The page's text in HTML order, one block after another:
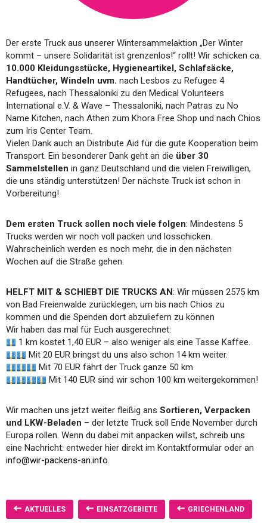
Der erste Truck aus unserer Wintersammelaktion „Der Winter
kommt – unsere Solidarität ist grenzenlos!“ rollt! Wir schicken ca.
10.000 Kleidungsstücke, Hygieneartikel, Schlafsäcke,
Handtücher, Windeln uvm. nach Lesbos zu Refugee 4
Refugees, nach Thessaloniki zu den Medical Volunteers
International e.V. & Wave – Thessaloniki, nach Patras zu No
Name Kitchen, nach Athen zum Khora Free Shop und nach Chios
zum Iris Center Team.
Vielen Dank auch an Distribute Aid für die gute Kooperation beim
Transport. Ein besonderer Dank geht an die über 30
Sammelstellen in ganz Deutschland und die vielen Freiwilligen,
die uns ständig unterstützen! Der nächste Truck ist schon in
Vorbereitung!
Dem ersten Truck sollen noch viele folgen: Mindestens 5
Trucks werden wir noch voll packen und losschicken.
Wahrscheinlich werden es noch mehr, die in den nächsten
Wochen auf die Straße gehen.
HELFT MIT & SCHIEBT DIE TRUCKS AN: Wir müssen 2575 km
von Bad Freienwalde zurücklegen, um bis nach Chios zu
kommen und die Spenden dort abzuliefern zu können
Wir haben das mal für Euch ausgerechnet:
1 km kostet 1,40 EUR – also weniger als eine Tasse Kaffee.
Mit 20 EUR bringst du uns also schon 14 km weiter.
Mit 70 EUR fährt der Truck ganze 50 km
Mit 140 EUR sind wir schon 100 km weitergekommen!
Wir machen uns jetzt weiter fleißig ans Sortieren, Verpacken
und LKW-Beladen – der letzte Truck soll Ende November durch
Europa rollen. Wenn du dabei mit anpacken willst, schreib uns
eine Nachricht: entweder hier direkt im Kontaktformular oder an
info@wir-packens-an.info.
AKTUELLES EINSATZGEBIETE GRIECHENLAND